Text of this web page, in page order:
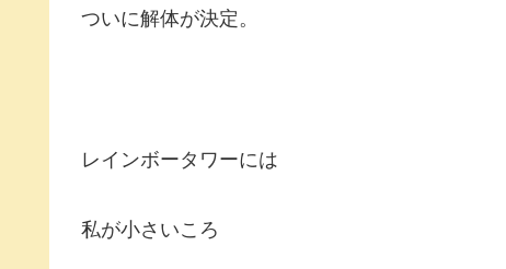
ついに解体が決定。
レインボータワーには
私が小さいころ